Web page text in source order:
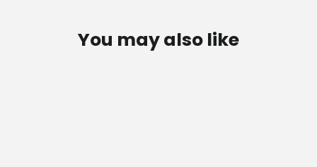
You may also like